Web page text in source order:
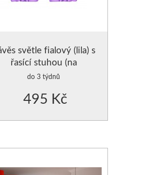
světle fialový (lila) s
řasící stuhou (na
žabky,háčky)
do 3 týdnů
495 Kč